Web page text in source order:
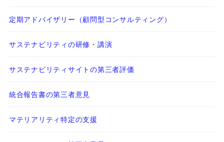
定期アドバイザリー（顧問型コンサルティング）
サステナビリティの研修・講演
サステナビリティサイトの第三者評価
統合報告書の第三者意見
マテリアリティ特定の支援